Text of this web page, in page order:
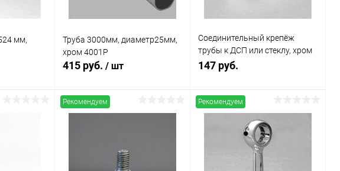
мм,
Труба 3000мм, диаметр25мм,
хром 4001Р
415 руб. / шт
В корзину
Соединительный крепёж
трубы к ДСП или стеклу, хром
JOK-55
147 руб.
В корзину
Купить в 1
Рекомендуем Рекомендуем